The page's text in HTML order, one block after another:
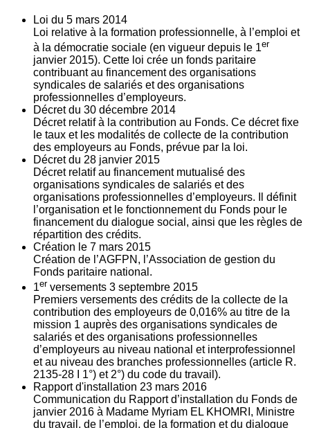
Loi du 5 mars 2014
Loi relative à la formation professionnelle, à l’emploi et
à la démocratie sociale (en vigueur depuis le 1er
janvier 2015). Cette loi crée un fonds paritaire
contribuant au financement des organisations
syndicales de salariés et des organisations
professionnelles d’employeurs.
Décret du 30 décembre 2014
Décret relatif à la contribution au Fonds. Ce décret fixe
le taux et les modalités de collecte de la contribution
des employeurs au Fonds, prévue par la loi.
Décret du 28 janvier 2015
Décret relatif au financement mutualisé des
organisations syndicales de salariés et des
organisations professionnelles d’employeurs. Il définit
l’organisation et le fonctionnement du Fonds pour le
financement du dialogue social, ainsi que les règles de
répartition des crédits.
Création le 7 mars 2015
Création de l’AGFPN, l’Association de gestion du
Fonds paritaire national.
1er versements 3 septembre 2015
Premiers versements des crédits de la collecte de la
contribution des employeurs de 0,016% au titre de la
mission 1 auprès des organisations syndicales de
salariés et des organisations professionnelles
d’employeurs au niveau national et interprofessionnel
et au niveau des branches professionnelles (article R.
2135‐28 I 1°) et 2°) du code du travail).
Rapport d'installation 23 mars 2016
Communication du Rapport d’installation du Fonds de
janvier 2016 à Madame Myriam EL KHOMRI, Ministre
du travail, de l’emploi, de la formation et du dialogue